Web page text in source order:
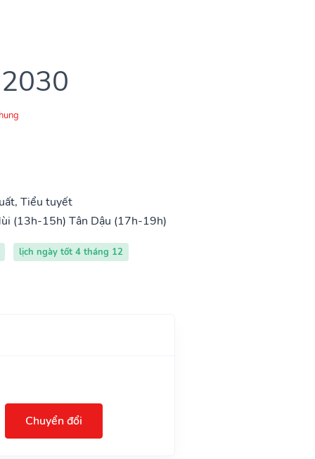
Tiểu tuyết
(13h-15h) Tân Dậu (17h-19h)
lịch ngày tốt 4 tháng 12
Chuyển đổi